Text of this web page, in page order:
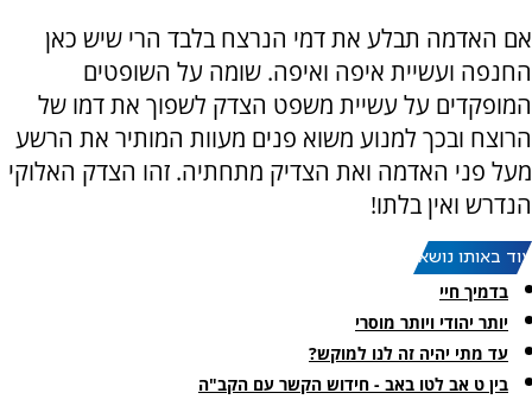
אם האדמה תבלע את דמי הנרצח בלבד הרי שיש כאן
החנפה ועשיית איפה ואיפה. שומה על השופטים
המופקדים על עשיית משפט הצדק לשפוך את דמו של
הרוצח ובכך למנוע משוא פנים מעוות המותיר את הרשע
מעל פני האדמה ואת הצדיק מתחתיה. זהו הצדק האלוקי
הנדרש ואין בלתו!
עוד באותו נושא:
בדמיך חיי
יותר יהודי ויותר מוסרי
עד מתי יהיה זה לנו למוקש?
בין ט אב לטו באב - חידוש הקשר עם הקב"ה